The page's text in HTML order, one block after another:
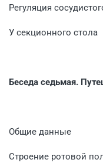
Регуляция
У секционного стола
Беседа седьмая.
Общие данные
Строение ротовой